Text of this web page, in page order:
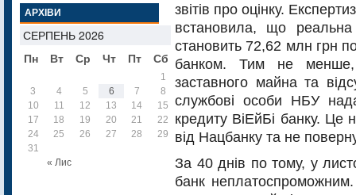
АРХІВИ
СЕРПЕНЬ 2026
Пн
Вт Ср Чт Пт Сб Нд
« Лис
1
2
3
4 5 6 7 8
10
11 12 13 14 15
16
17
18 19 20 21 22
23
24
25 26 27 28 29
30
31
звітів про оцінку.
встановила, що реальна
становить 72,62 млн грн
банком. Тим не менше,
заставного майна та
службові особи НБУ
кредиту ВіЕйБі банку.
від Нацбанку та не
За 40 днів по тому, у
банк